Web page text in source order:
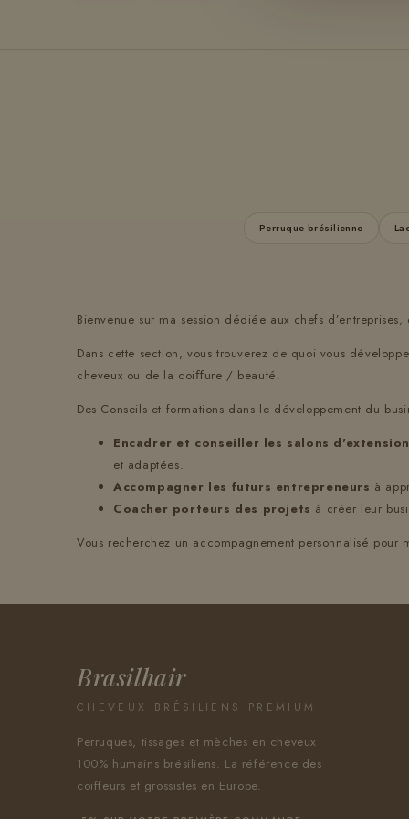
Perruque brésilienne
Bienvenue sur ma session dédiée aux chefs
Dans cette section, vous trouverez de quoi vous
cheveux ou de la coiﬀure / beauté.
Des Conseils et formations dans le développement du
Encadrer et conseiller les salons
et adaptées.
Accompagner les futurs entrepreneurs à
Coacher porteurs des projets à créer leur
Vous recherchez un accompagnement personnalisé
Brasilhair
CHEVEUX BRÉSILIENS PREMIUM
Perruques, tissages et mèches en cheveux
100% humains brésiliens. La référence des
coiffeurs et grossistes en Europe.